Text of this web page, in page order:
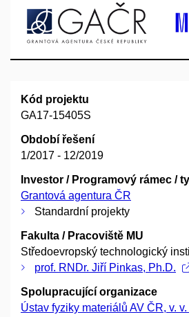
Kód projektu
GA17-15405S
Období řešení
1/2017 - 12/2019
Investor / Programový rámec /
Grantová agentura ČR
Standardní projekty
Fakulta / Pracoviště MU
Středoevropský technologický
prof. RNDr. Jiří Pinkas, Ph.D.
Spolupracující organizace
Ústav fyziky materiálů AV ČR, v. v.